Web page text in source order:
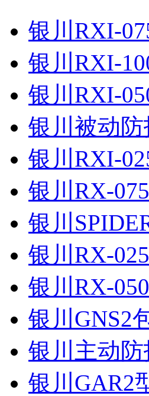
银川RXI-
银川RXI-
银川RXI-
银川被动
银川RXI-
银川RX-
银川
银川RX-
银川RX-
银川GNS2
银川主动防
银川GAR2